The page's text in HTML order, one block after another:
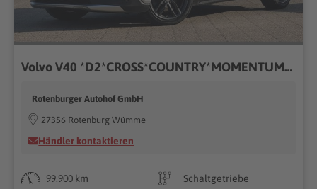
Volvo V40 *D2*CROSS*COUNTRY*MOMENTUM*NAVI*AHK*TÜV NEU*
Rotenburger Autohof GmbH
27356 Rotenburg Wümme
Händler kontaktieren
99.900 km
Schaltgetriebe